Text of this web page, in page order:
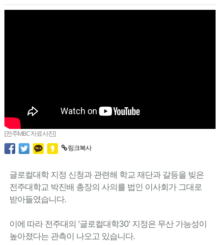
[전주MBC 자료사진]
링크복사
글로컬대학 지정 신청과 관련해 학교 재단과 갈등을 빚은
전주대학교 박진배 총장의 사의를 법인 이사회가 그대로
받아들였습니다.
이에 따라 전주대의 '글로컬대학30' 지정은 무산 가능성이
높아졌다는 관측이 나오고 있습니다.